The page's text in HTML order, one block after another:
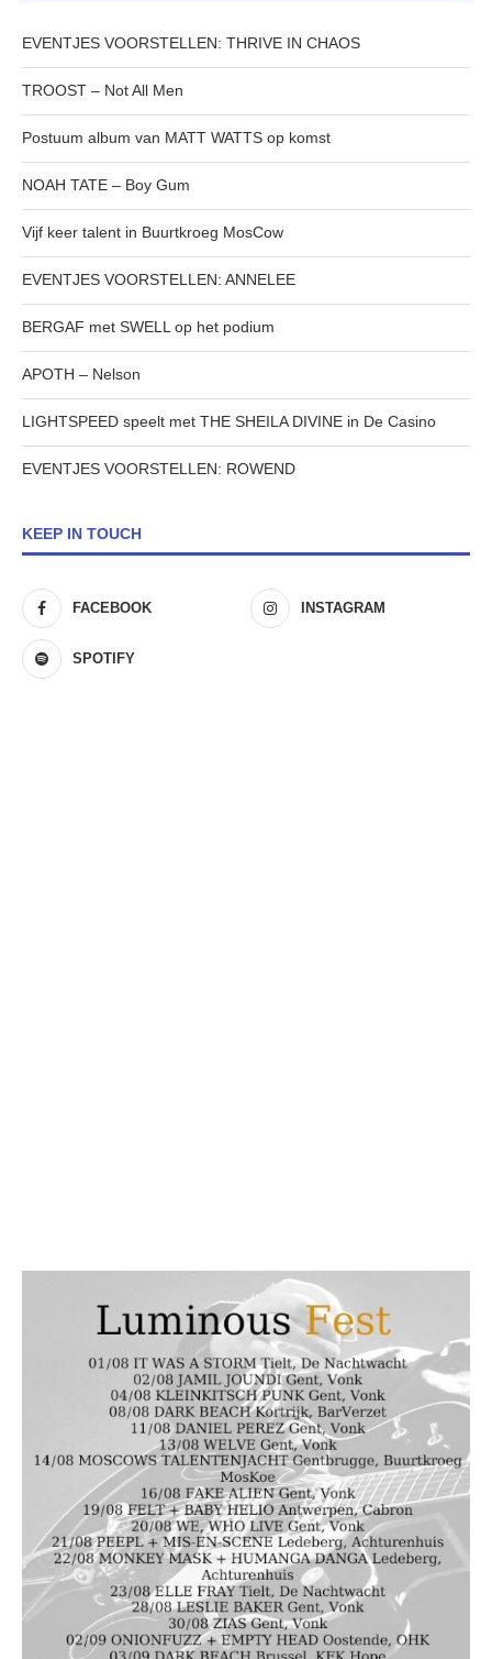
EVENTJES VOORSTELLEN: THRIVE IN CHAOS
TROOST – Not All Men
Postuum album van MATT WATTS op komst
NOAH TATE – Boy Gum
Vijf keer talent in Buurtkroeg MosCow
EVENTJES VOORSTELLEN: ANNELEE
BERGAF met SWELL op het podium
APOTH – Nelson
LIGHTSPEED speelt met THE SHEILA DIVINE in De Casino
EVENTJES VOORSTELLEN: ROWEND
KEEP IN TOUCH
FACEBOOK INSTAGRAM
SPOTIFY